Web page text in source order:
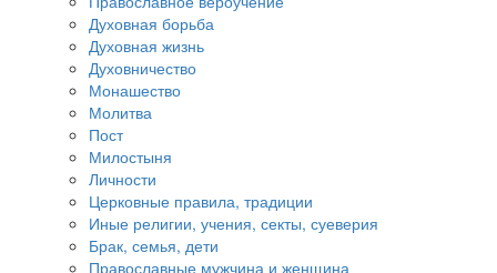
Духовная борьба
Духовная жизнь
Духовничество
Монашество
Молитва
Пост
Милостыня
Личности
Церковные правила, традиции
Иные религии, учения, секты, суеверия
Брак, семья, дети
Православные мужчина и женщина